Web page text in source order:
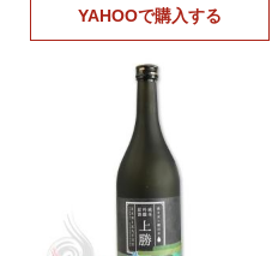
YAHOOで購入する